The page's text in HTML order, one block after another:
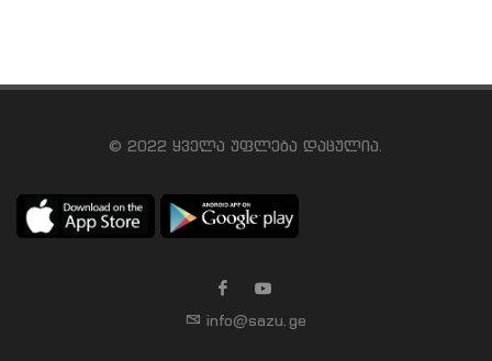
© 2022 ყველა უფლება დაცულია.
info@sazu.ge